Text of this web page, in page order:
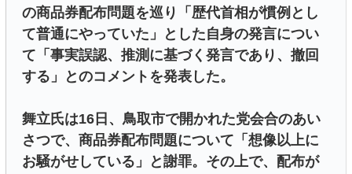
の商品券配布問題を巡り「歴代首相が慣例とし
て普通にやっていた」とした自身の発言につい
て「事実誤認、推測に基づく発言であり、撤回
する」とのコメントを発表した。
舞立氏は16日、鳥取市で開かれた党会合のあい
さつで、商品券配布問題について「想像以上に
お騒がせしている」と謝罪。その上で、配布が